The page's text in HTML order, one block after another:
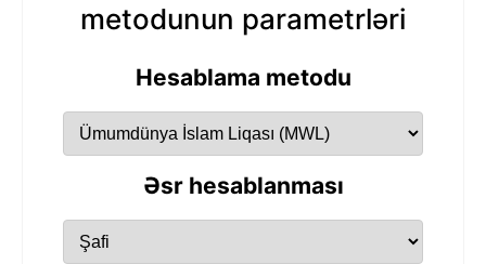
metodunun parametrləri
Hesablama metodu
Əsr hesablanması